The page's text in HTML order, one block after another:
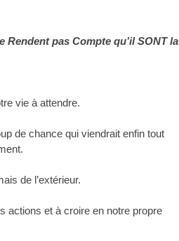
pas Compte qu’il SONT la
vie à attendre.
de chance qui viendrait enfin tout
de l’extérieur.
actions et à croire en notre propre